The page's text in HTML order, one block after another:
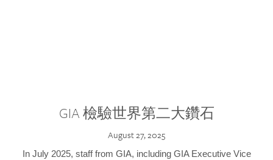
GIA 檢驗世界第二大鑽石
August 27, 2025
In July 2025, staff from GIA, including GIA Executive Vice